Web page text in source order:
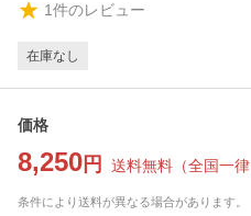
1件のレビュー
在庫なし
価格
8,250 円 送料無料 （全国一律
条件により送料が異なる場合があります。